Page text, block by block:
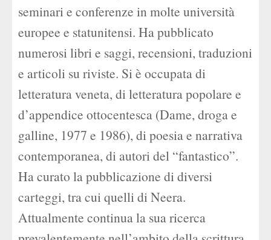
seminari e conferenze in molte università
europee e statunitensi. Ha pubblicato
numerosi libri e saggi, recensioni, traduzioni
e articoli su riviste. Si è occupata di
letteratura veneta, di letteratura popolare e
d’appendice ottocentesca (Dame, droga e
galline, 1977 e 1986), di poesia e narrativa
contemporanea, di autori del “fantastico”.
Ha curato la pubblicazione di diversi
carteggi, tra cui quelli di Neera.
Attualmente continua la sua ricerca